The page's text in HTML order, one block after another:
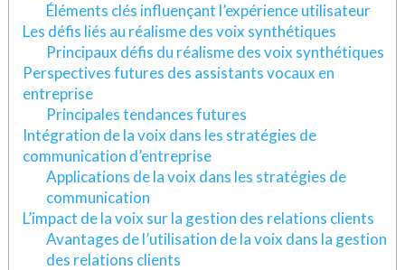
Éléments clés influençant l’expérience utilisateur
Les défis liés au réalisme des voix synthétiques
Principaux défis du réalisme des voix synthétiques
Perspectives futures des assistants vocaux en
entreprise
Principales tendances futures
Intégration de la voix dans les stratégies de
communication d’entreprise
Applications de la voix dans les stratégies de
communication
L’impact de la voix sur la gestion des relations clients
Avantages de l’utilisation de la voix dans la gestion
des relations clients